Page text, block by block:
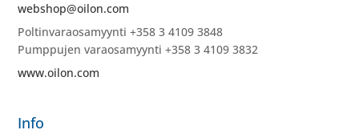
webshop@oilon.com
Poltinvaraosamyynti +358 3 4109 3848
Pumppujen varaosamyynti +358 3 4109 3832
www.oilon.com
Info